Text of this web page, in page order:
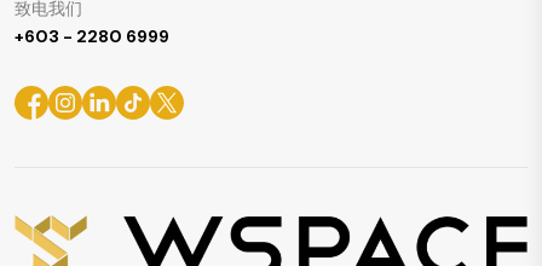
致电我们
+603 - 2280 6999